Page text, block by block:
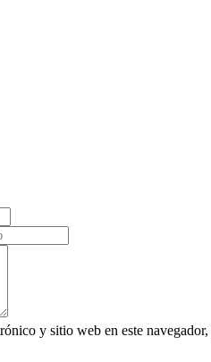
y sitio web en este